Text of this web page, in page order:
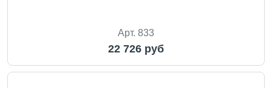
Арт. 833
22 726 руб